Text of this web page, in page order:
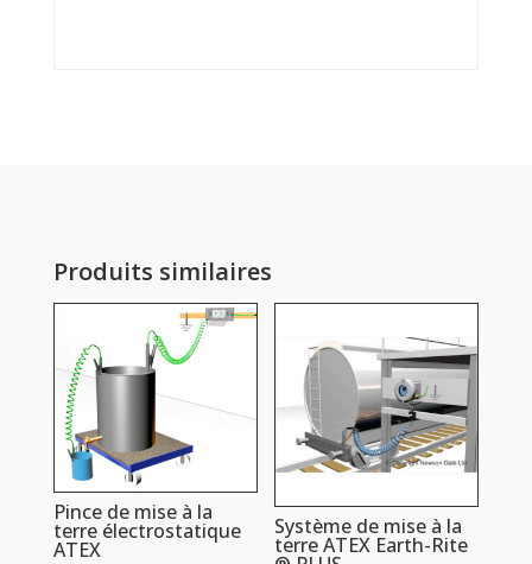
Produits similaires
Pince de mise à la
terre électrostatique
ATEX
Système de mise à la
terre ATEX Earth-Rite